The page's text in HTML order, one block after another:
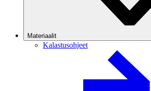
Materiaalit
Kalastusohjeet